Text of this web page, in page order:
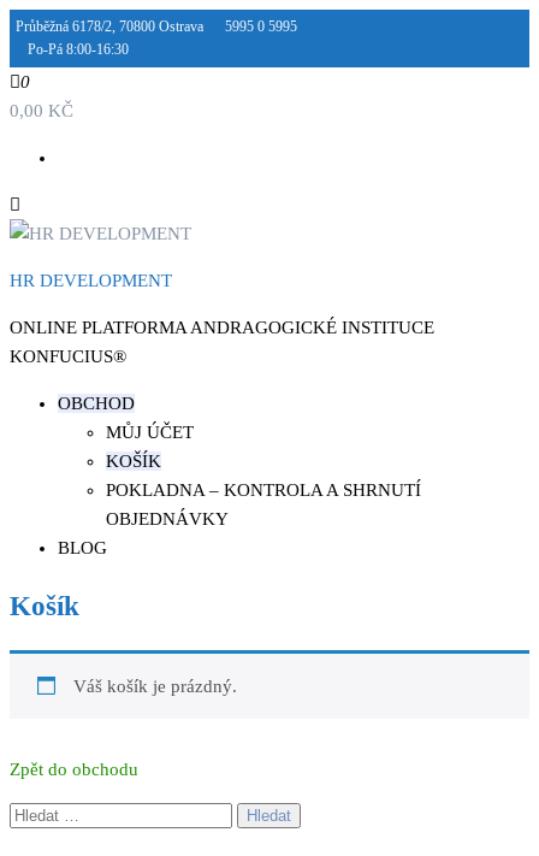
Přeskočit
obsah
Průběžná 6178/2, 70800 Ostrava
5995 0 5995
Po-Pá 8:00-16:30
0
0,00 KČ
HR DEVELOPMENT
ONLINE PLATFORMA ANDRAGOGICKÉ INSTITUCE
KONFUCIUS®
OBCHOD
MŮJ ÚČET
KOŠÍK
POKLADNA – KONTROLA A SHRNUTÍ
OBJEDNÁVKY
BLOG
Košík
Váš košík je prázdný.
Zpět do obchodu
Vyhledávání